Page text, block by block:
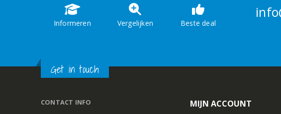
Informeren Vergelijken Beste deal
Get in touch
CONTACT INFO
MIJN ACCOUNT